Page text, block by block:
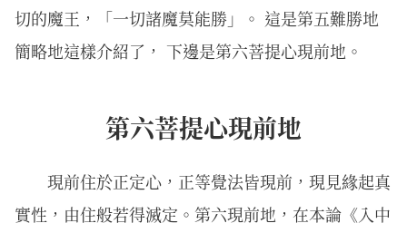
切的魔王，「一切諸魔莫能勝」。 這是第五難勝地
簡略地這樣介紹了， 下邊是第六菩提心現前地。
第六菩提心現前地
現前住於正定⼼，正等覺法皆現前，現⾒緣起真
實性，由住般若得滅定。第六現前地，在本論《入中